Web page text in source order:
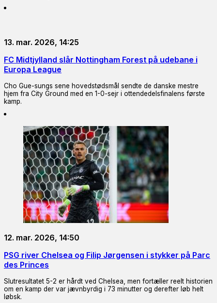
13. mar. 2026, 14:25
FC Midtjylland slår Nottingham Forest på udebane i
Europa League
Cho Gue-sungs sene hovedstødsmål sendte de danske mestre
hjem fra City Ground med en 1-0-sejr i ottendedelsfinalens første
kamp.
12. mar. 2026, 14:50
PSG river Chelsea og Filip Jørgensen i stykker på Parc
des Princes
Slutresultatet 5-2 er hårdt ved Chelsea, men fortæller reelt historien
om en kamp der var jævnbyrdig i 73 minutter og derefter løb helt
løbsk.